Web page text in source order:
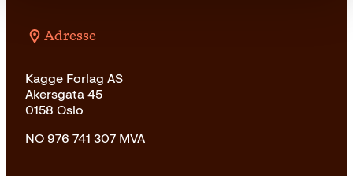
Adresse
Kagge Forlag AS
Akersgata 45
0158 Oslo
NO 976 741 307 MVA